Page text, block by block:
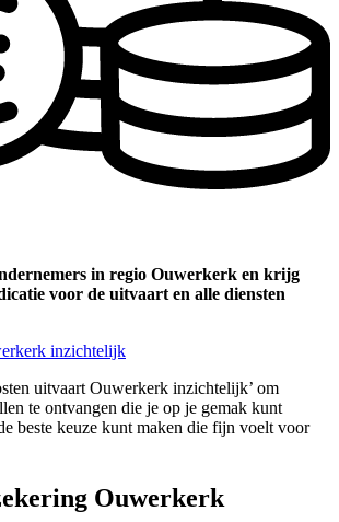
in regio Ouwerkerk en krijg
voor de uitvaart en alle diensten
inzichtelijk
uitvaart Ouwerkerk inzichtelijk’ om
te ontvangen die je op je gemak kunt
beste keuze kunt maken die fijn voelt voor
Ouwerkerk